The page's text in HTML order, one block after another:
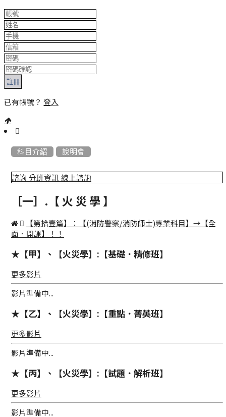
註冊
已有帳號？ 登入
::: 科目介紹 說明會
諮詢 分班資訊 線上諮詢
［一］.【 火 災 學 】
【第拾壹篇】：【(消防警察/消防師士)專業科目】→【全
面．開課】！！
★【甲】、【火災學】:【基礎．精修班】
更多影片
影片準備中...
★【乙】、【火災學】:【重點．菁英班】
更多影片
影片準備中...
★【丙】、【火災學】:【試題．解析班】
更多影片
影片準備中...